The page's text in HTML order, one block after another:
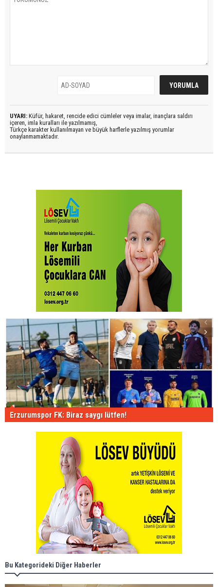
UYARI: Küfür, hakaret, rencide edici cümleler veya imalar, inançlara saldırı
içeren, imla kuralları ile yazılmamış,
Türkçe karakter kullanılmayan ve büyük harflerle yazılmış yorumlar
onaylanmamaktadır.
Erzurumspor FK: Biraz saygı lütfen!
Bu Kategorideki Diğer Haberler